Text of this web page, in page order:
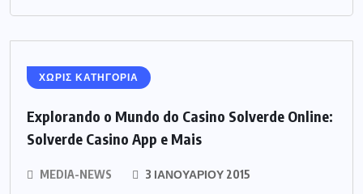
ΧΩΡΙΣ ΚΑΤΗΓΟΡΙΑ
Explorando o Mundo do Casino Solverde Online:
Solverde Casino App e Mais
MEDIA-NEWS 3 ΙΑΝΟΥΑΡΊΟΥ 2015